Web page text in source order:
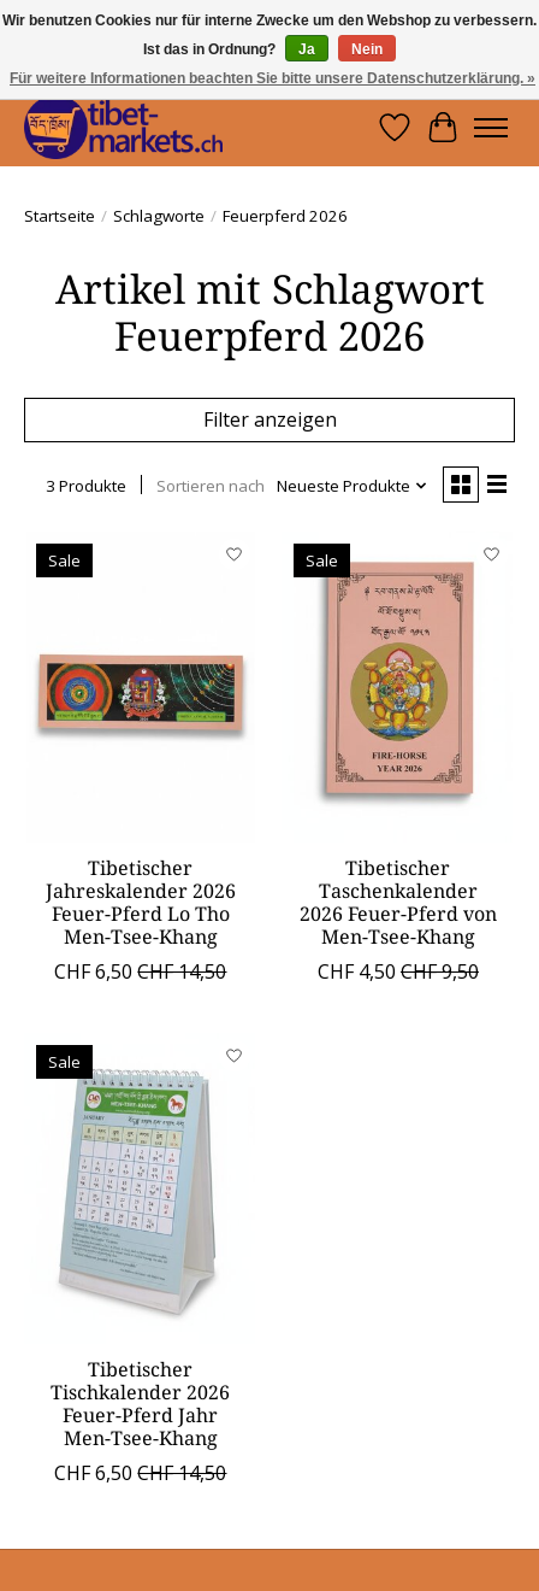
Handwerkskunst vom Dach der Welt.
Holen Sie sich ein Stück Tibet.
Wunschzettel
Ihr
Startseite / Schlagworte / Feuerpferd 2026
Artikel mit Schlagwort
Feuerpferd 2026
Filter anzeigen
3 Produkte Sortieren nach Neueste Produkte
Sale
Tibetischer
Jahreskalender 2026
Feuer-Pferd Lo Tho
Men-Tsee-Khang
CHF 6,50 CHF 14,50
Sale
Tibetischer
Taschenkalender
2026 Feuer-Pferd von
Men-Tsee-Khang
CHF 4,50 CHF 9,50
Sale
Tibetischer
Tischkalender 2026
Feuer-Pferd Jahr
Men-Tsee-Khang
CHF 6,50 CHF 14,50
Wir benutzen Cookies nur für interne Zwecke um den Webshop zu verbessern.
Ist das in Ordnung?
Ja
Nein
Für weitere Informationen beachten Sie bitte unsere Datenschutzerklärung. »